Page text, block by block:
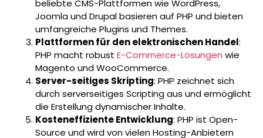
beliebte CMS-Plattformen wie WordPress,
Joomla und Drupal basieren auf PHP und bieten
umfangreiche Plugins und Themes.
Plattformen für den elektronischen Handel:
PHP macht robust E-Commerce-Lösungen wie
Magento und WooCommerce.
Server-seitiges Skripting: PHP zeichnet sich
durch serverseitiges Scripting aus und ermöglicht
die Erstellung dynamischer Inhalte.
Kosteneffiziente Entwicklung: PHP ist Open-
Source und wird von vielen Hosting-Anbietern